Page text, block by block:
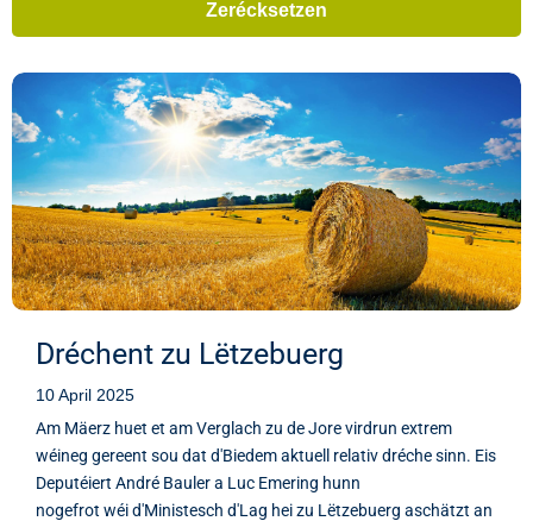
Dréchent zu Lëtzebuerg
10 April 2025
Am Mäerz huet et am Verglach zu de Jore virdrun extrem
wéineg gereent sou dat d'Biedem aktuell relativ dréche sinn. Eis
Deputéiert André Bauler a Luc Emering hunn
nogefrot wéi d'Ministesch d'Lag hei zu Lëtzebuerg aschätzt an